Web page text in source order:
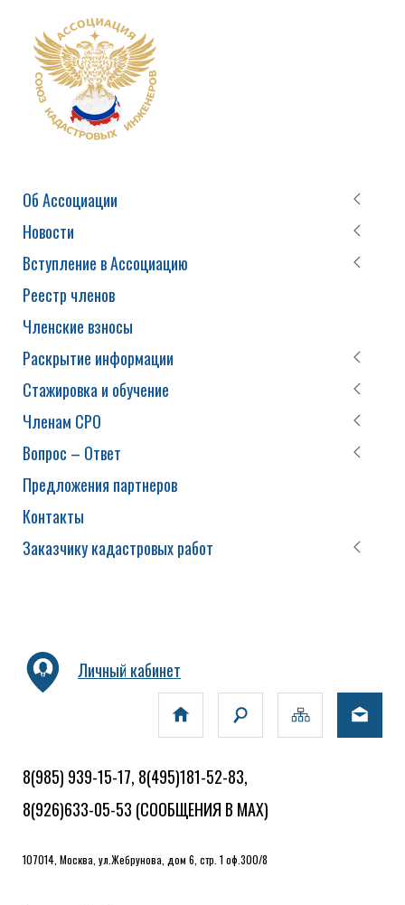
Об Ассоциации
Новости
Вступление в Ассоциацию
Реестр членов
Членские взносы
Раскрытие информации
Стажировка и обучение
Членам СРО
Вопрос – Ответ
Предложения партнеров
Контакты
Заказчику кадастровых работ
Личный кабинет
8(985) 939-15-17, 8(495)181-52-83,
8(926)633-05-53 (СООБЩЕНИЯ В MAX)
107014, Москва, ул.Жебрунова, дом 6, стр. 1 оф.300/8